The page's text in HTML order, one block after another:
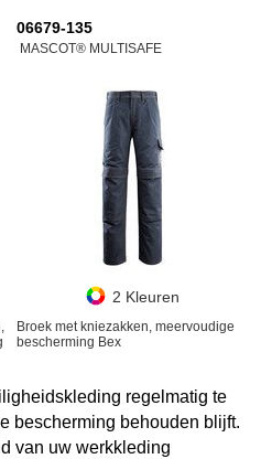
06679-135
MASCOT® MULTISAFE
2 Kleuren
Broek met kniezakken, meervoudige
bescherming Bex
regelmatig te
bescherming behouden blijft.
van uw werkkleding